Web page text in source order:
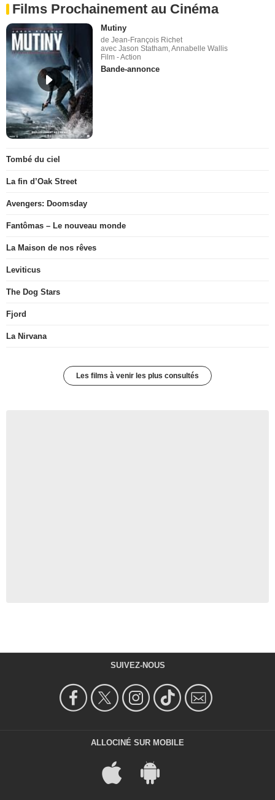
Films Prochainement au Cinéma
Mutiny
de Jean-François Richet
avec Jason Statham, Annabelle Wallis
Film - Action
Bande-annonce
Tombé du ciel
La fin d’Oak Street
Avengers: Doomsday
Fantômas – Le nouveau monde
La Maison de nos rêves
Leviticus
The Dog Stars
Fjord
La Nirvana
Les films à venir les plus consultés
SUIVEZ-NOUS
ALLOCINÉ SUR MOBILE